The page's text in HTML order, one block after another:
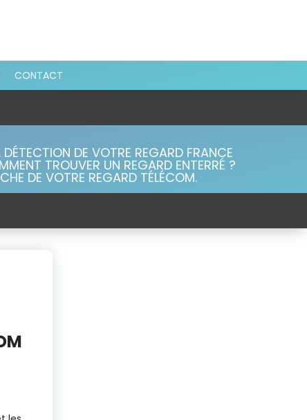
CONTACT
DÉTECTION DE VOTRE REGARD FRANCE
TROUVER UN REGARD ENTERRÉ ?
DE VOTRE REGARD TÉLÉCOM.